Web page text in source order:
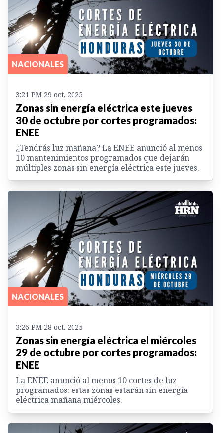
NACIONALES
3:21 PM 29 oct. 2025
Zonas sin energía eléctrica este jueves
30 de octubre por cortes programados:
ENEE
¿Tendrás luz mañana? La ENEE anunció al menos
10 mantenimientos programados que dejarán
múltiples zonas sin energía eléctrica este jueves.
NACIONALES
3:26 PM 28 oct. 2025
Zonas sin energía eléctrica el miércoles
29 de octubre por cortes programados:
ENEE
La ENEE anunció al menos 10 cortes de luz
programados: estas zonas estarán sin energía
eléctrica mañana miércoles.